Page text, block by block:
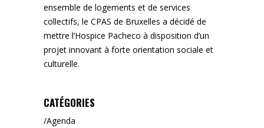
ensemble de logements et de services
collectifs, le CPAS de Bruxelles a décidé de
mettre l’Hospice Pacheco à disposition d’un
projet innovant à forte orientation sociale et
culturelle.
CATÉGORIES
Agenda